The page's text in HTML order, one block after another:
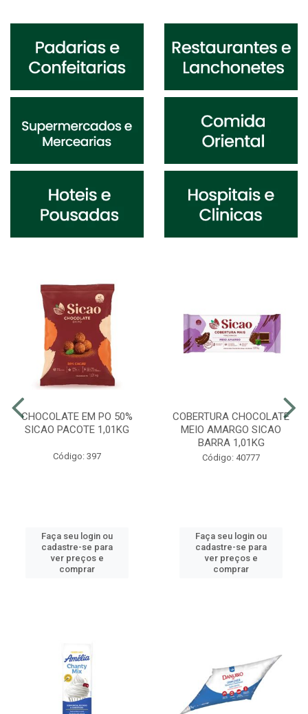
CHOCOLATE EM PO 50%
SICAO PACOTE 1,01KG
Código: 397
Faça seu login ou
cadastre-se para
ver preços e
comprar
COBERTURA CHOCOLATE
MEIO AMARGO SICAO
BARRA 1,01KG
Código: 40777
Faça seu login ou
cadastre-se para
ver preços e
comprar